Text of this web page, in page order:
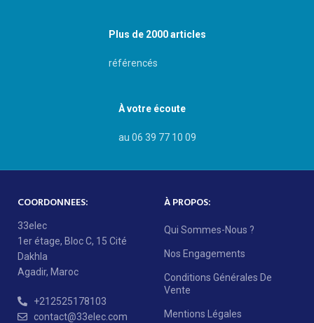
Plus de 2000 articles
référencés
À votre écoute
au 06 39 77 10 09
COORDONNEES:
33elec
1er étage, Bloc C, 15 Cité
Dakhla
Agadir, Maroc
+212525178103
contact@33elec.com
À PROPOS:
Qui Sommes-Nous ?
Nos Engagements
Conditions Générales De
Vente
Mentions Légales